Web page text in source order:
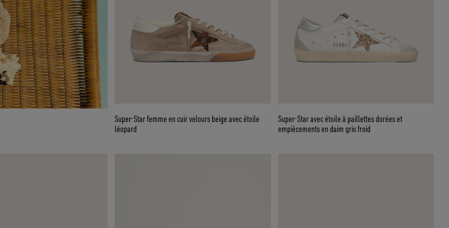
Super-Star femme en cuir velours beige avec étoile
léopard
Super-Star avec étoile à paillettes dorées et
empiècements en daim gris froid